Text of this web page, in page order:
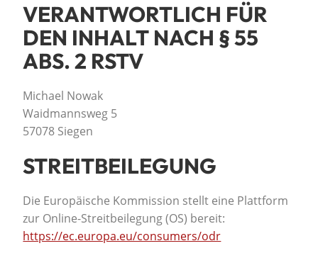
VERANTWORTLICH FÜR
DEN INHALT NACH § 55
ABS. 2 RSTV
Michael Nowak
Waidmannsweg 5
57078 Siegen
STREITBEILEGUNG
Die Europäische Kommission stellt eine Plattform
zur Online-Streitbeilegung (OS) bereit:
https://ec.europa.eu/consumers/odr